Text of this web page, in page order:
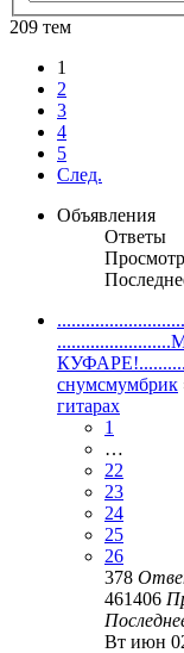
209 тем
1
2
3
4
5
След.
Объявления
Ответы
снумсмумбрик
гитарах
1
…
22
23
24
25
26
378
461406
Вт июн